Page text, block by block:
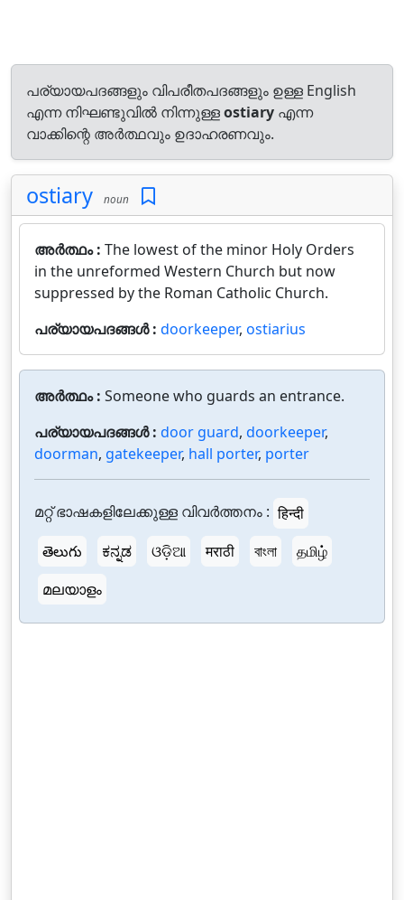
പര്യായപദങ്ങളും വിപരീതപദങ്ങളും ഉള്ള English
എന്ന നിഘണ്ടുവിൽ നിന്നുള്ളostiary എന്ന
വാക്കിന്റെ അർത്ഥവും ഉദാഹരണവും.
ostiary noun
അർത്ഥം : The lowest of the minor Holy Orders
in the unreformed Western Church but now
suppressed by the Roman Catholic Church.
പര്യായപദങ്ങൾ : doorkeeper, ostiarius
അർത്ഥം : Someone who guards an entrance.
പര്യായപദങ്ങൾ : door guard, doorkeeper,
doorman, gatekeeper, hall porter, porter
മറ്റ് ഭാഷകളിലേക്കുള്ള വിവർത്തനം : हिन्दी
తెలుగు
ಕನ್ನಡ ଓଡ଼ିଆ मराठी বাংলা
தமிழ்
മലയാളം